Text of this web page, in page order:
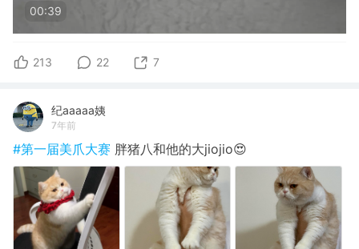
00:39
213 22 7
纪aaaaa姨
7年前
#第一届美爪大赛 胖猪八和他的大jiojio😍